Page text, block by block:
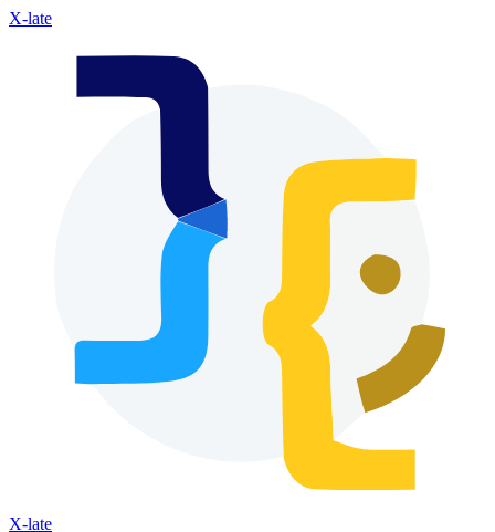
X-late
X-late